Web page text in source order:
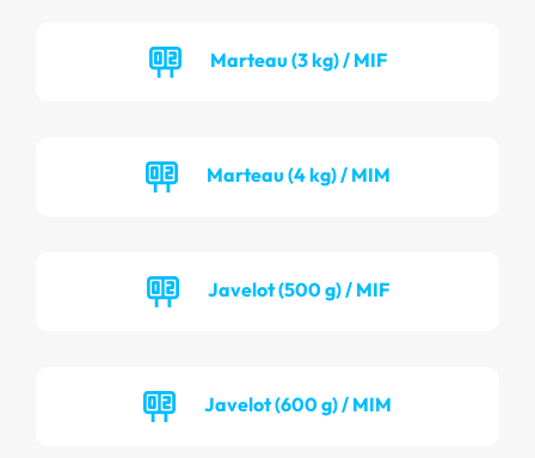
Marteau (3 kg) / MIF
Marteau (4 kg) / MIM
Javelot (500 g) / MIF
Javelot (600 g) / MIM